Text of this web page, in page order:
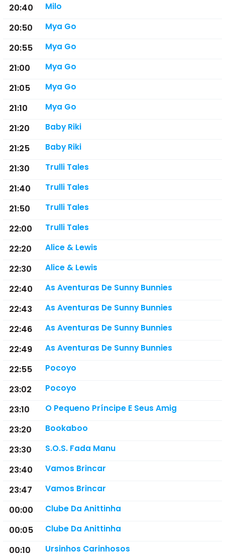
20:40 Milo
20:50 Mya Go
20:55 Mya Go
21:00 Mya Go
21:05 Mya Go
21:10 Mya Go
21:20 Baby Riki
21:25 Baby Riki
21:30 Trulli Tales
21:40 Trulli Tales
21:50 Trulli Tales
22:00 Trulli Tales
22:20 Alice & Lewis
22:30 Alice & Lewis
22:40 As Aventuras De Sunny Bunnies
22:43 As Aventuras De Sunny Bunnies
22:46 As Aventuras De Sunny Bunnies
22:49 As Aventuras De Sunny Bunnies
22:55 Pocoyo
23:02 Pocoyo
23:10 O Pequeno Príncipe E Seus Amig
23:20 Bookaboo
23:30 S.O.S. Fada Manu
23:40 Vamos Brincar
23:47 Vamos Brincar
00:00 Clube Da Anittinha
00:05 Clube Da Anittinha
00:10 Ursinhos Carinhosos